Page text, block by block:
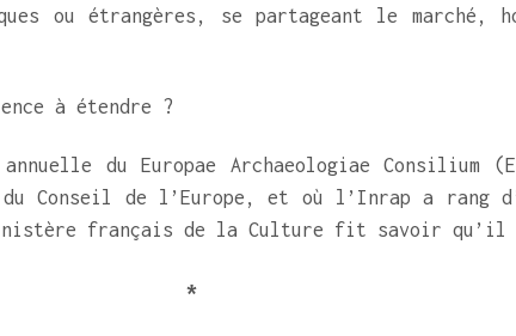
ou étrangères, se partageant le marché,
à étendre ?
du Europae Archaeologiae Consilium
du Conseil de l’Europe, et où l’Inrap a
français de la Culture fit savoir
*